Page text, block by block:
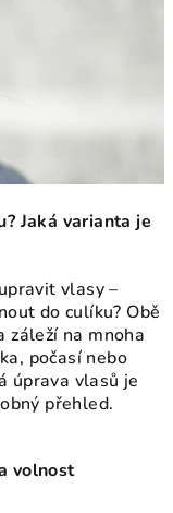
Jaká varianta je
vlasy –
do culíku? Obě
záleží na mnoha
počasí nebo
úprava vlasů je
přehled.
volnost